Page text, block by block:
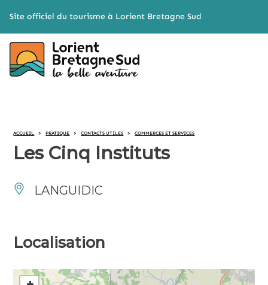
Site officiel du tourisme à Lorient Bretagne Sud
ACCUEIL > PRATIQUE > CONTACTS UTILES > COMMERCES ET SERVICES
Les Cinq Instituts
LANGUIDIC
Localisation